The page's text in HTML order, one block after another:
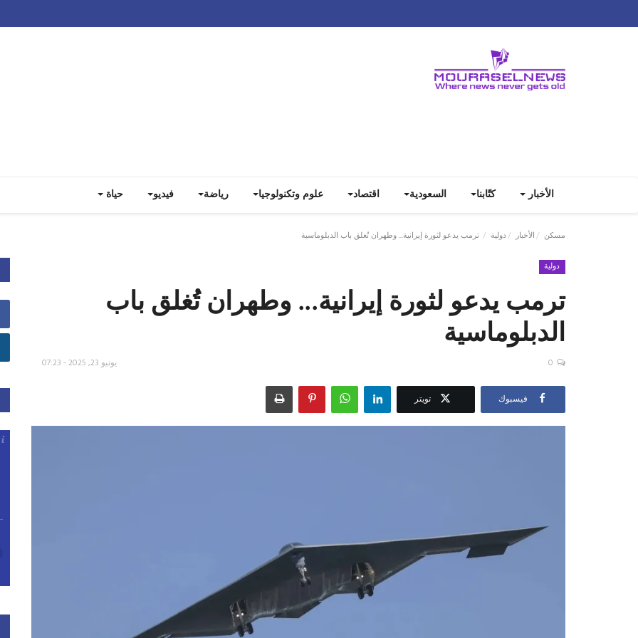
الأخبار كتّابنا السعودية اقتصاد علوم وتكنولوجيا رياضة فيديو حياة
مسكن الأخبار دولية ترمب يدعو لثورة إيرانية... وطهران تُغلق باب الدبلوماسية
دولية
ترمب يدعو لثورة إيرانية... وطهران تُغلق باب
الدبلوماسية
يونيو 23, 2025 - 07:23 0
فيسبوك تويتر